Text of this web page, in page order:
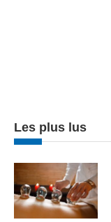
Les plus lus